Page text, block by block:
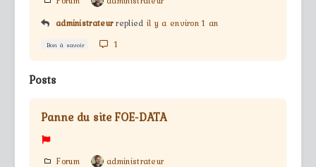
administrateur replied il y a environ 1 an
Bon à savoir 1
Posts
Panne du site FOE-DATA
Forum administrateur